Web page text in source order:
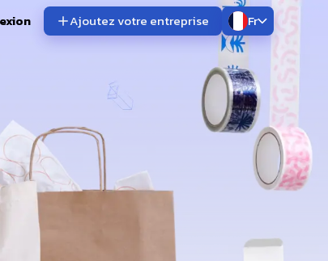
Ajoutez votre entreprise Fr